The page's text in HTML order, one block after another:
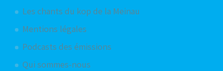
Les chants du kop de la Meinau
Mentions légales
Podcasts des émissions
Qui sommes-nous